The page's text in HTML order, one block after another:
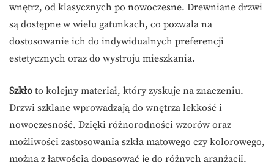
wnętrz, od klasycznych po nowoczesne. Drewniane drzwi
są dostępne w wielu gatunkach, co pozwala na
dostosowanie ich do indywidualnych preferencji
estetycznych oraz do wystroju mieszkania.
Szkło to kolejny materiał, który zyskuje na znaczeniu.
Drzwi szklane wprowadzają do wnętrza lekkość i
nowoczesność. Dzięki różnorodności wzorów oraz
możliwości zastosowania szkła matowego czy kolorowego,
można z łatwością dopasować je do różnych aranżacji.